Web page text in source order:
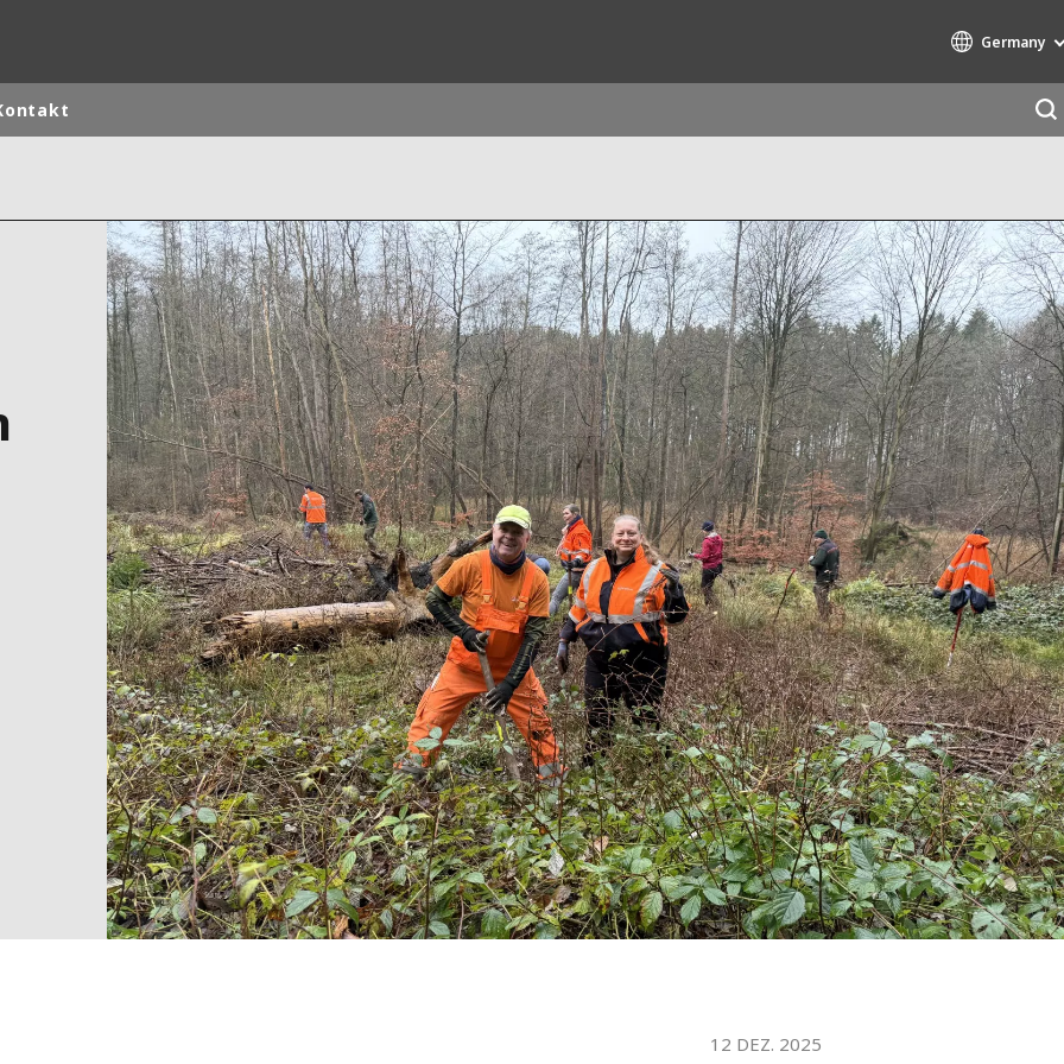
Germany
NEW ZEALAND
EUROPE
LATIN AMERICA
NORTH AMERICA
AIR QUALITY
ENGINEERING & CONSULTING
HAZARDOUS WASTE EUROPE
INDUSTRIES GLOBAL SOLUTIONS
NUCLEAR SOLUTIONS
OFIS
SEDE BENELUX
VEOLIA AGRICULTURE
WATER TECHNOLOGIES
12 DEZ. 2025